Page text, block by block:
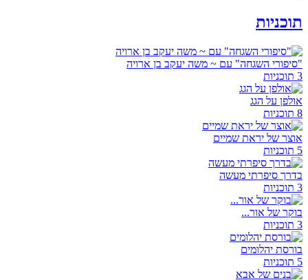
תוכניות
"סיפורי השגחה" עם ~ משה יעקב בן ארויה
3 תוכניות
אולפן על הגג
8 תוכניות
אוצר של יראת שמיים
5 תוכניות
בדרך סיפרתי מעשה
3 תוכניות
בוקר של אור...
3 תוכניות
בורסת יהלומים
5 תוכניות